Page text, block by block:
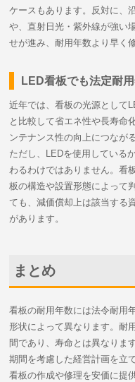
ケースもあります。反対に、
や、直射日光・紫外線が強い
せが進み、耐用年数より早く
LED看板でも法定耐
近年では、看板の光源として
と比較して省エネ性や長寿命
ンテナンス性の向上につなが
ただし、LEDを使用している
わるわけではありません。看
板の構造や設置形態によって
ても、減価償却上は該当する
があります。
まとめ
看板の耐用年数には法令耐用
形状によって異なります。耐
間であり、寿命とは異なりま
期間を考慮した経営計画を立
看板の作成や修理を安価に提